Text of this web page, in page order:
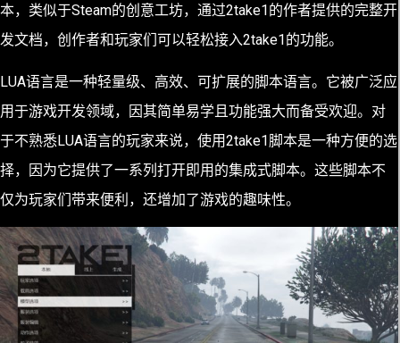
本，类似于Steam的创意工坊，通过2take1的作者提供的完整开
发文档，创作者和玩家们可以轻松接入2take1的功能。
LUA语言是一种轻量级、高效、可扩展的脚本语言。它被广泛应
用于游戏开发领域，因其简单易学且功能强大而备受欢迎。对
于不熟悉LUA语言的玩家来说，使用2take1脚本是一种方便的选
择，因为它提供了一系列打开即用的集成式脚本。这些脚本不
仅为玩家们带来便利，还增加了游戏的趣味性。